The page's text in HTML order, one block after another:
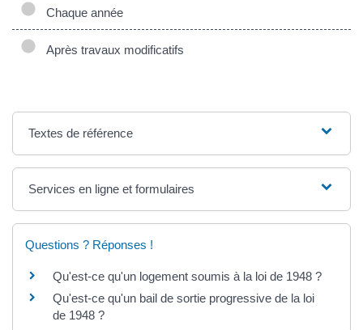
Chaque année
Après travaux modificatifs
Textes de référence
Services en ligne et formulaires
Questions ? Réponses !
Qu'est-ce qu'un logement soumis à la loi de 1948 ?
Qu'est-ce qu'un bail de sortie progressive de la loi
de 1948 ?